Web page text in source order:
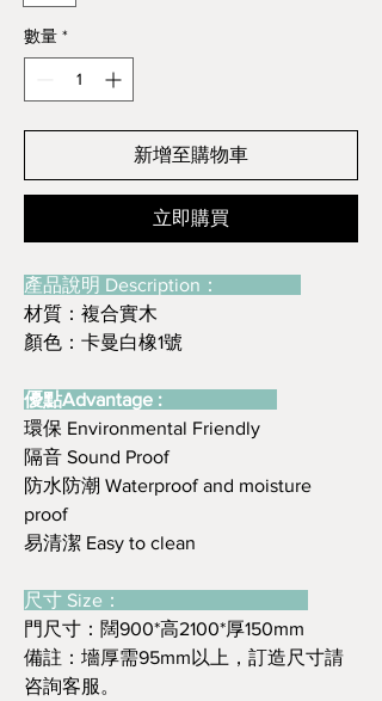
數量 *
新增至購物車
立即購買
產品說明 Description：
材質：複合實木
顏色：卡曼白橡1號
優點Advantage :
環保 Environmental Friendly
隔音 Sound Proof
防水防潮 Waterproof and moisture
proof
易清潔 Easy to clean
尺寸 Size：
門尺寸：闊900*高2100*厚150mm
備註：墻厚需95mm以上，訂造尺寸請
咨詢客服。